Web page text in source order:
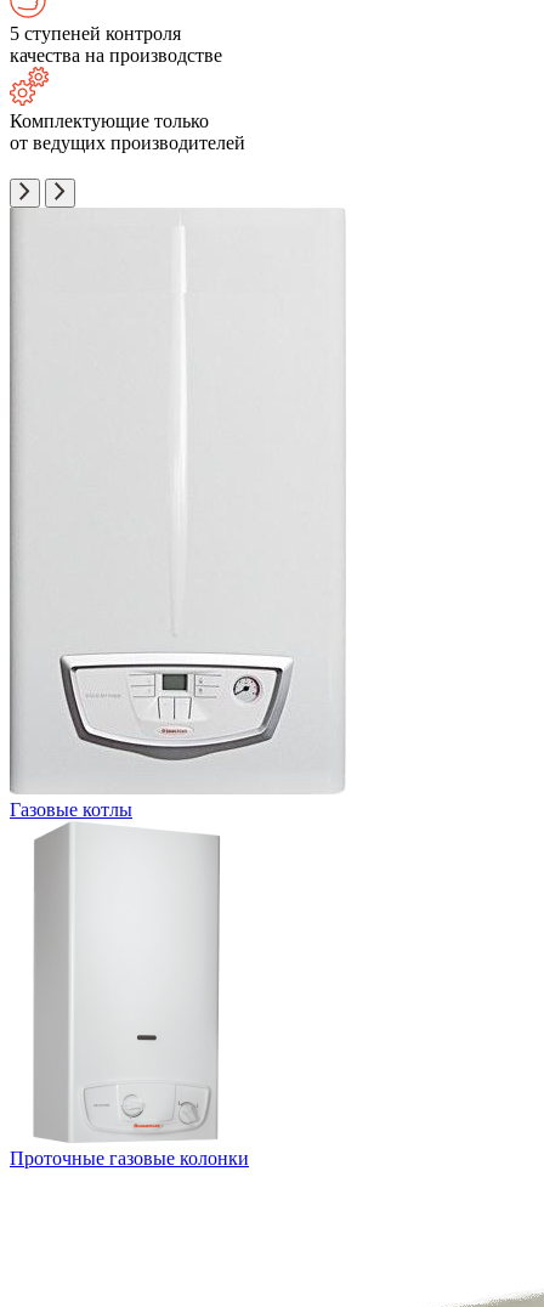
5 ступеней контроля
качества на производстве
Комплектующие только
от ведущих производителей
Газовые котлы
Проточные газовые колонки